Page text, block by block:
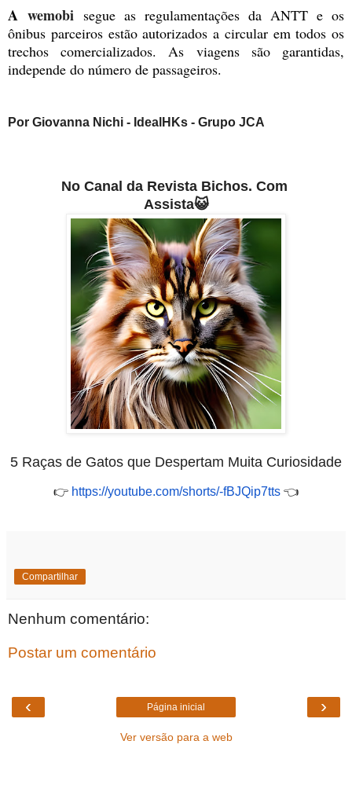
A wemobi segue as regulamentações da ANTT e os
ônibus parceiros estão autorizados a circular em todos os
trechos comercializados. As viagens são garantidas,
independe do número de passageiros.
Por Giovanna Nichi - IdealHKs - Grupo JCA
No Canal da Revista Bichos. Com
Assista😺
5 Raças de Gatos que Despertam Muita Curiosidade
👉 https://youtube.com/shorts/-fBJQip7tts 👈
Compartilhar
Nenhum comentário:
Postar um comentário
‹ ›
Página inicial
Ver versão para a web